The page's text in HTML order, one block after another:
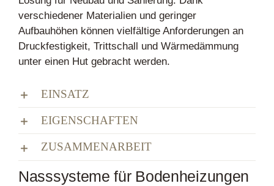
verschiedener Materialien und geringer
Aufbauhöhen können vielfältige Anforderungen an
Druckfestigkeit, Trittschall und Wärmedämmung
unter einen Hut gebracht werden.
EINSATZ
EIGENSCHAFTEN
ZUSAMMENARBEIT
Nasssysteme für Bodenheizungen